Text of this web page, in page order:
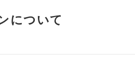
について